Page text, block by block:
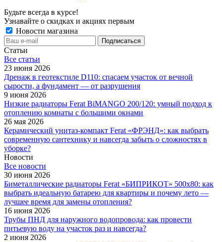
Будьте всегда в курсе!
Узнавайте о скидках и акциях первым
Новости магазина
Статьи
Все cтатьи
23 июня 2026
Дренаж в геотекстиле D110: спасаем участок от вечной
сырости, а фундамент — от разрушения
9 июня 2026
Низкие радиаторы Ferat BiMANGO 200/120: умный подход к
отоплению комнаты с большими окнами
26 мая 2026
Керамический унитаз-компакт Ferat «ФРЭНД»: как выбрать
современную сантехнику и навсегда забыть о сложностях в
уборке?
Новости
Все новости
30 июня 2026
Биметаллические радиаторы Ferat «БИПРИКОТ» 500x80: как
выбрать идеальную батарею для квартиры и почему лето —
лучшее время для замены отопления?
16 июня 2026
Трубы ПНД для наружного водопровода: как провести
питьевую воду на участок раз и навсегда?
2 июня 2026